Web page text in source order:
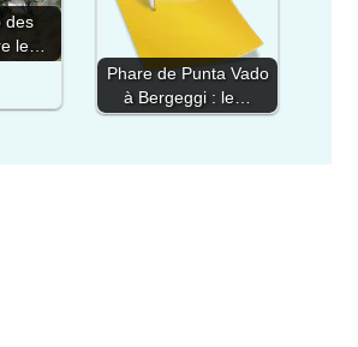
des
le…
Phare de Punta Vado
à Bergeggi : le…